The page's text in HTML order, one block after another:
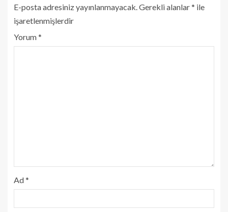
E-posta adresiniz yayınlanmayacak.Gerekli alanlar* ile
işaretlenmişlerdir
Yorum*
Ad*